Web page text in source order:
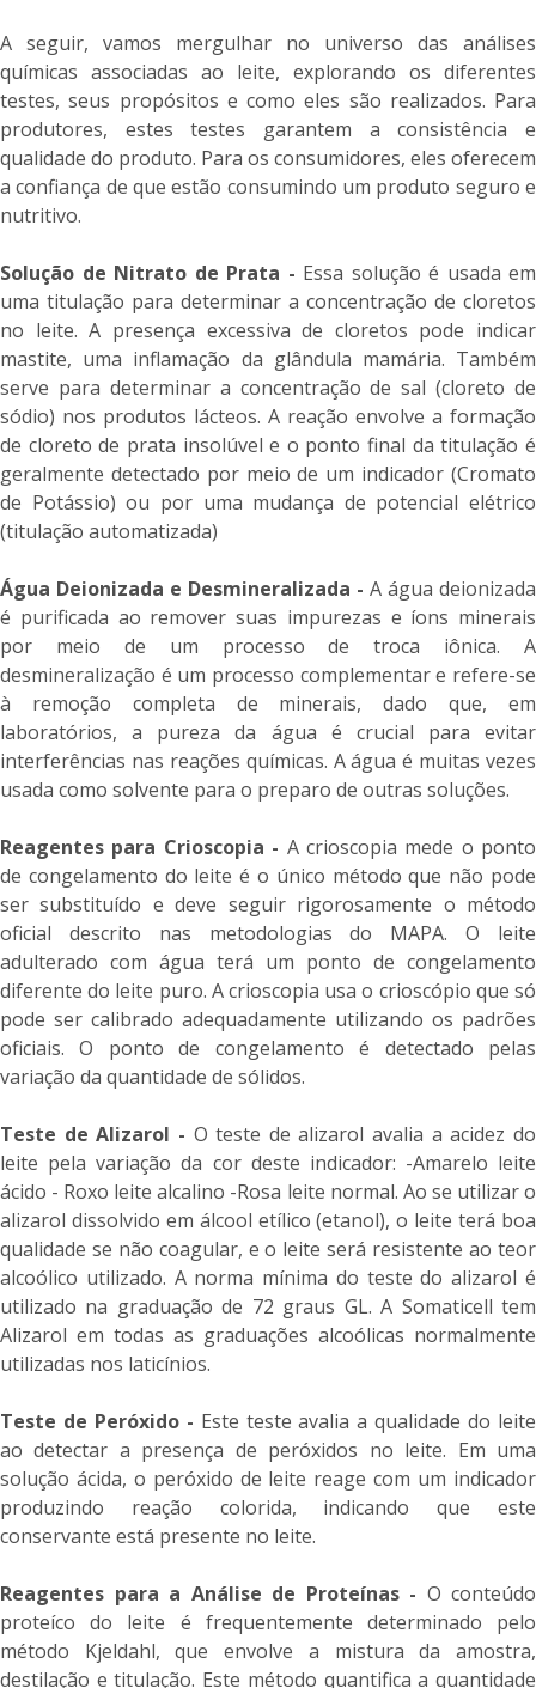
A seguir, vamos mergulhar no universo das análises
químicas associadas ao leite, explorando os diferentes
testes, seus propósitos e como eles são realizados. Para
produtores, estes testes garantem a consistência e
qualidade do produto. Para os consumidores, eles oferecem
a confiança de que estão consumindo um produto seguro e
nutritivo.
Solução de Nitrato de Prata - Essa solução é usada em
uma titulação para determinar a concentração de cloretos
no leite. A presença excessiva de cloretos pode indicar
mastite, uma inflamação da glândula mamária. Também
serve para determinar a concentração de sal (cloreto de
sódio) nos produtos lácteos. A reação envolve a formação
de cloreto de prata insolúvel e o ponto final da titulação é
geralmente detectado por meio de um indicador (Cromato
de Potássio) ou por uma mudança de potencial elétrico
(titulação automatizada)
Água Deionizada e Desmineralizada - A água deionizada
é purificada ao remover suas impurezas e íons minerais
por meio de um processo de troca iônica. A
desmineralização é um processo complementar e refere-se
à remoção completa de minerais, dado que, em
laboratórios, a pureza da água é crucial para evitar
interferências nas reações químicas. A água é muitas vezes
usada como solvente para o preparo de outras soluções.
Reagentes para Crioscopia - A crioscopia mede o ponto
de congelamento do leite é o único método que não pode
ser substituído e deve seguir rigorosamente o método
oficial descrito nas metodologias do MAPA. O leite
adulterado com água terá um ponto de congelamento
diferente do leite puro. A crioscopia usa o crioscópio que só
pode ser calibrado adequadamente utilizando os padrões
oficiais. O ponto de congelamento é detectado pelas
variação da quantidade de sólidos.
Teste de Alizarol - O teste de alizarol avalia a acidez do
leite pela variação da cor deste indicador: -Amarelo leite
ácido - Roxo leite alcalino -Rosa leite normal. Ao se utilizar o
alizarol dissolvido em álcool etílico (etanol), o leite terá boa
qualidade se não coagular, e o leite será resistente ao teor
alcoólico utilizado. A norma mínima do teste do alizarol é
utilizado na graduação de 72 graus GL. A Somaticell tem
Alizarol em todas as graduações alcoólicas normalmente
utilizadas nos laticínios.
Teste de Peróxido - Este teste avalia a qualidade do leite
ao detectar a presença de peróxidos no leite. Em uma
solução ácida, o peróxido de leite reage com um indicador
produzindo reação colorida, indicando que este
conservante está presente no leite.
Reagentes para a Análise de Proteínas - O conteúdo
proteíco do leite é frequentemente determinado pelo
método Kjeldahl, que envolve a mistura da amostra,
destilação e titulação. Este método quantifica a quantidade